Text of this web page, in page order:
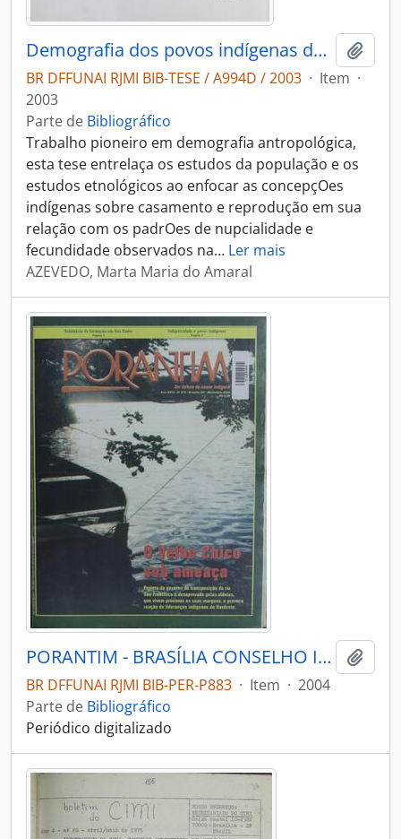
Demografia dos povos indígenas do alto rio Negro/AM: um estudo de caso de nupcialidade e reprodução
BR DFFUNAI RJMI BIB-TESE / A994D / 2003 · Item ·
2003
Parte de Bibliográfico
Trabalho pioneiro em demografia antropológica,
esta tese entrelaça os estudos da população e os
estudos etnológicos ao enfocar as concepçOes
indígenas sobre casamento e reprodução em sua
relação com os padrOes de nupcialidade e
fecundidade observados na… Ler mais
AZEVEDO, Marta Maria do Amaral
PORANTIM - BRASÍLIA CONSELHO INDIGENISTA MISSIONÁRIO - 2004 - Nº270
BR DFFUNAI RJMI BIB-PER-P883 · Item · 2004
Parte de Bibliográfico
Periódico digitalizado